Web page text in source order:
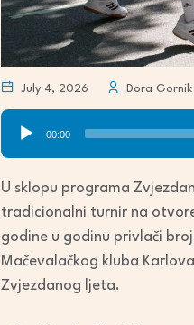
July 4, 2026 Dora Gornik
Audio
Player
00:00
U sklopu programa
tradicionalni turnir na
godine u godinu privlači
Mačevalačkog kluba
Zvjezdanog ljeta.